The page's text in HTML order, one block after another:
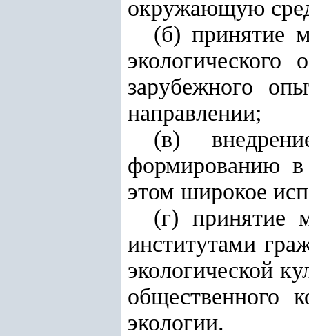
окружающую
(б) принятие
экологического
зарубежного
направлении;
(в)
формированию в
этом широкое
(г) принятие
институтами
экологической
общественного
экологии.